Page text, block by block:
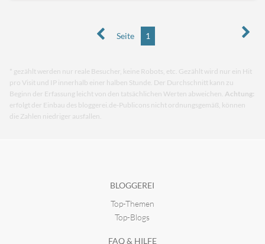
Seite 1
* gezählt werden nur reale Besucher, keine Robots, etc. Gezählt wird nur ein Hit
pro Visit und IP innerhalb einer halben Stunde. Der Durchschnitt kann zu
Beginn der Erfassung leicht von den tatsächlichen Werten abweichen. Achtung:
erfolgt der Einbau des bloggerei.de-Publicons nicht ordnungsgemäß, können
die Zahlen niedriger ausfallen.
BLOGGEREI
Top-Themen
Top-Blogs
FAQ & HILFE